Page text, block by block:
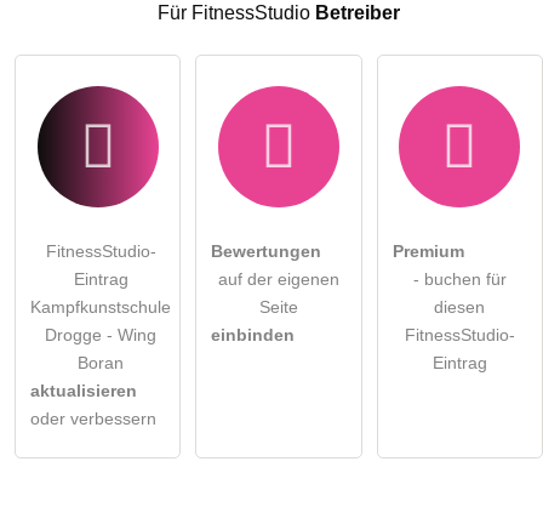
FitnessStudio-Eintrag zu stellen.
Für FitnessStudio Betreiber
FitnessStudio-
Eintrag
Kampfkunstschule
Drogge - Wing
Boran
aktualisieren
oder verbessern
Bewertungen
auf der eigenen
Seite
einbinden
Premium
- buchen für
diesen
FitnessStudio-
Eintrag